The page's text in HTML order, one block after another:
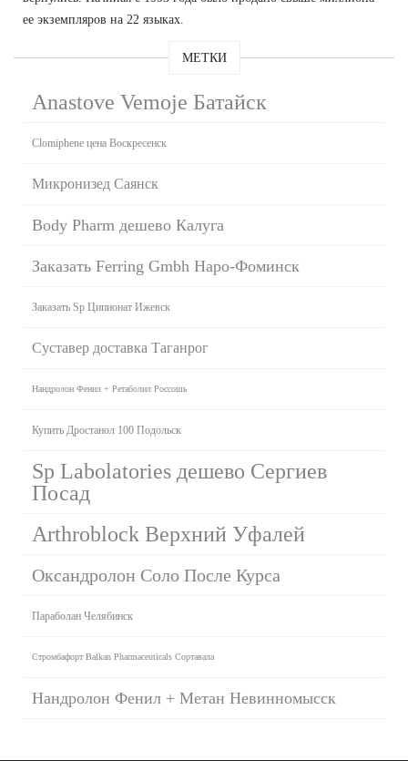
ее экземпляров на 22 языках.
МЕТКИ
Anastove Vemoje Батайск
Clomiphene цена Воскресенск
Микронизед Саянск
Body Pharm дешево Калуга
Заказать Ferring Gmbh Наро-Фоминск
Заказать Sp Ципионат Ижевск
Суставер доставка Таганрог
Нандролон Фенил + Ретаболил Россошь
Купить Дростанол 100 Подольск
Sp Labolatories дешево Сергиев
Посад
Arthroblock Верхний Уфалей
Оксандролон Соло После Курса
Параболан Челябинск
Стромбафорт Balkan Pharmaceuticals Сортавала
Нандролон Фенил + Метан Невинномысск